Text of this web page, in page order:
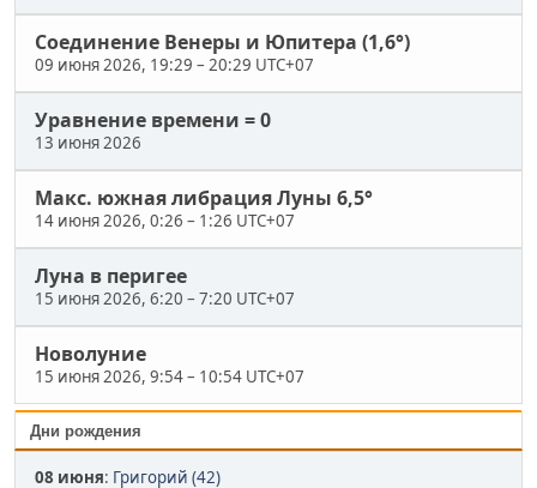
Соединение Венеры и Юпитера (1,6°)
09 июня 2026, 19:29 – 20:29 UTC+07
Уравнение времени = 0
13 июня 2026
Макс. южная либрация Луны 6,5°
14 июня 2026, 0:26 – 1:26 UTC+07
Луна в перигее
15 июня 2026, 6:20 – 7:20 UTC+07
Новолуние
15 июня 2026, 9:54– 10:54 UTC+07
Дни рождения
08 июня: Григорий (42)